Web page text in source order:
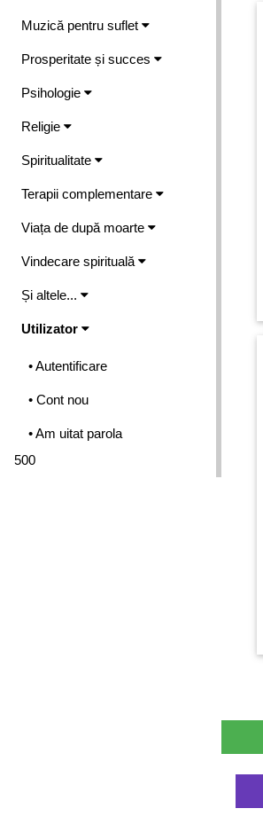
Muzică pentru suflet
Prosperitate și succes
Psihologie
Religie
Spiritualitate
Terapii complementare
Viața de după moarte
Vindecare spirituală
Și altele...
Utilizator
• Autentificare
• Cont nou
• Am uitat parola
500